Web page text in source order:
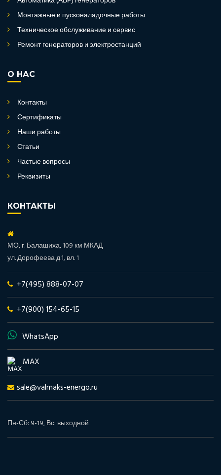
Монтажные и пусконаладочные работы
Техническое обслуживание и сервис
Ремонт генераторов и электростанций
О НАС
Контакты
Сертификаты
Наши работы
Статьи
Частые вопросы
Реквизиты
КОНТАКТЫ
МО, г. Балашиха, 109 км МКАД
ул. Дорофеева д.1, вл. 1
+7(495) 888-07-07
+7(900) 154-65-15
WhatsApp
MAX
sale@valmaks-energo.ru
Пн-Сб: 9-19, Вс: выходной